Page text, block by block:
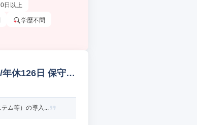
日以上
学歴不問
年休126日 保守/
ム等）の導入...